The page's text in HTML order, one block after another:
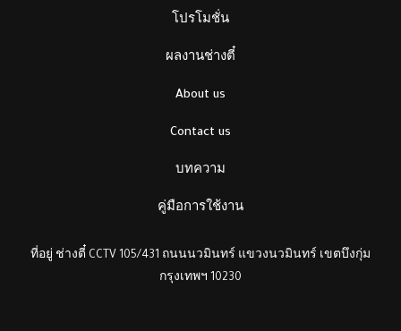
โปรโมชั่น
ผลงานช่างตี๋
About us
Contact us
บทความ
คู่มือการใช้งาน
ที่อยู่ ช่างตี๋ CCTV 105/431 ถนนนวมินทร์ แขวงนวมินทร์ เขตบึงกุ่ม
กรุงเทพฯ 10230